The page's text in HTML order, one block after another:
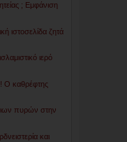
; Εμφάνιση
ιστοσελίδα ζητά
ιερό
Ο καθρέφτης
πυρών στην
και